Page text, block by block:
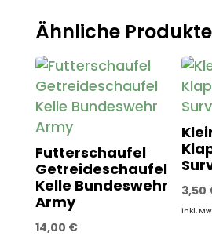
Ähnliche Produkte
Futterschaufel
Getreideschaufel
Kelle Bundeswehr
Army
14,00 €
3,50
inkl.